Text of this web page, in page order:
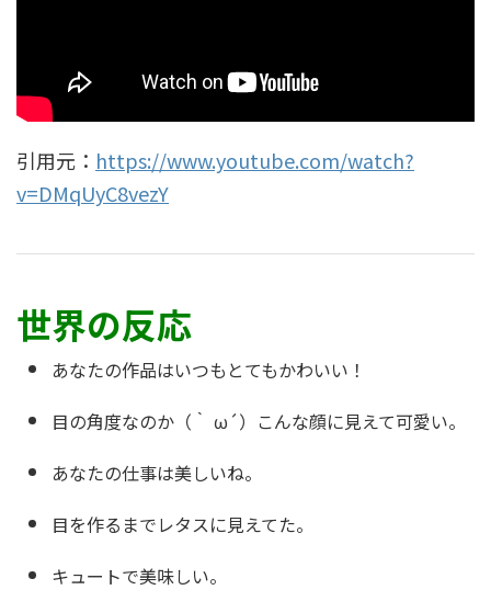
引用元： https://www.youtube.com/watch?
v=DMqUyC8vezY
世界の反応
あなたの作品はいつもとてもかわいい！
目の角度なのか（｀ ω´）こんな顔に見えて可愛い。
あなたの仕事は美しいね。
目を作るまでレタスに見えてた。
キュートで美味しい。